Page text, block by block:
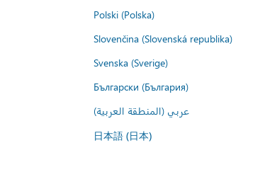
Polski (Polska)
Slovenčina (Slovenská republika)
Svenska (Sverige)
Български (България)
عربي (المنطقة العربية)
日本語 (日本)